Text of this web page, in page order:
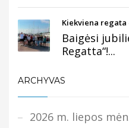
Kiekviena regata
Baigėsi
Regatta“!...
ARCHYVAS
2026 m. liepos